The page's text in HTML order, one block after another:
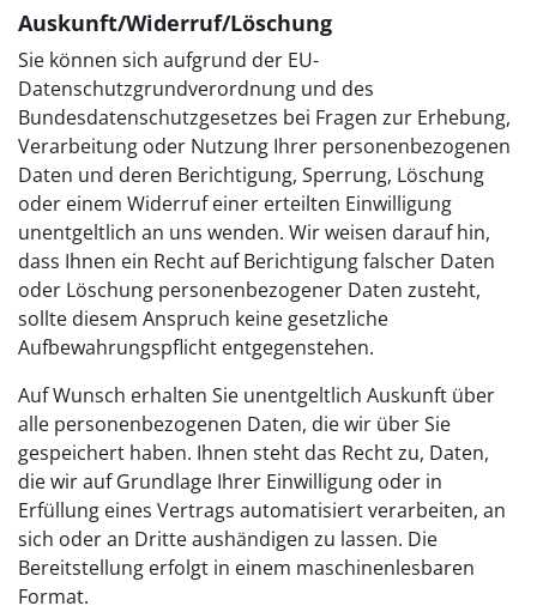
Auskunft/Widerruf/Löschung
Sie können sich aufgrund der EU-
Datenschutzgrundverordnung und des
Bundesdatenschutzgesetzes bei Fragen zur Erhebung,
Verarbeitung oder Nutzung Ihrer personenbezogenen
Daten und deren Berichtigung, Sperrung, Löschung
oder einem Widerruf einer erteilten Einwilligung
unentgeltlich an uns wenden. Wir weisen darauf hin,
dass Ihnen ein Recht auf Berichtigung falscher Daten
oder Löschung personenbezogener Daten zusteht,
sollte diesem Anspruch keine gesetzliche
Aufbewahrungspflicht entgegenstehen.
Auf Wunsch erhalten Sie unentgeltlich Auskunft über
alle personenbezogenen Daten, die wir über Sie
gespeichert haben. Ihnen steht das Recht zu, Daten,
die wir auf Grundlage Ihrer Einwilligung oder in
Erfüllung eines Vertrags automatisiert verarbeiten, an
sich oder an Dritte aushändigen zu lassen. Die
Bereitstellung erfolgt in einem maschinenlesbaren
Format.